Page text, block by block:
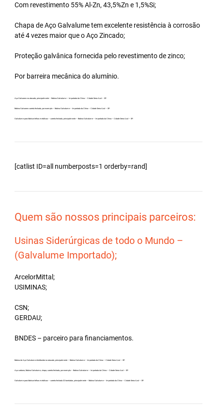
Com revestimento 55% Al-Zn, 43,5%Zn e 1,5%Si;
Chapa de Aço Galvalume tem excelente resistência à corrosão
até 4 vezes maior que o Aço Zincado;
Proteção galvânica fornecida pelo revestimento de zinco;
Por barreira mecânica do alumínio.
Aço Galvanew no atacado, principalmente – Bobina Galvalume – Importada da China – Cidade Serra Azul – SP.
Bobina Galvanew carreta fechada, por exemplo – Bobina Galvalume – Importada da China – Cidade Serra Azul – SP.
Galvalume para fabricar telhas metálicas – carreta fechada, principalmente – Bobina Galvalume – Importada da China – Cidade Serra Azul – SP.
[catlist ID=all numberposts=1 orderby=rand]
Quem são nossos principais parceiros:
Usinas Siderúrgicas de todo o Mundo –
(Galvalume Importado);
ArcelorMittal;
USIMINAS;
CSN;
GERDAU;
BNDES – parceiro para financiamentos.
Bobina de Aço Galvalume distribuidor no atacado, principalmente – Bobina Galvalume – Importada da China – Cidade Serra Azul – SP.
Aço carbono, Bobina Galvalume, chapa, carreta fechada, por exemplo – Bobina Galvalume – Importada da China – Cidade Serra Azul – SP.
Galvalume para fabricar telhas metálicas – carreta fechada 32 toneladas, principalmente – Bobina Galvalume – Importada da China – Cidade Serra Azul – SP.